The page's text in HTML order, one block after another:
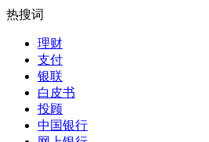
热搜词
理财
支付
银联
白皮书
投顾
中国银行